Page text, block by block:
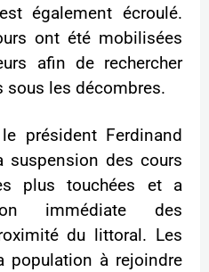
également écroulé.
ont été mobilisées
afin de rechercher
sous les décombres.
président Ferdinand
suspension des cours
plus touchées et a
immédiate des
du littoral. Les
population à rejoindre